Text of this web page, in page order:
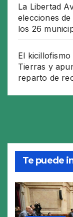
La Libertad
elecciones
los 26
El
Tierras y
reparto de
Te puede